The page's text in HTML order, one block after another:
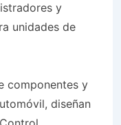
y
unidades de
componentes y
diseñan